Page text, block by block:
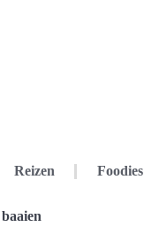
Reizen Foodies